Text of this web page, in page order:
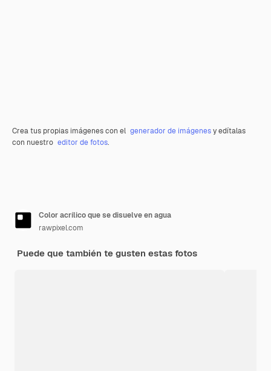
Crea tus propias imágenes con el generador de imágenesy edítalas
con nuestro editor de fotos.
Color acrílico que se disuelve en agua
rawpixel.com
Puede que también te gusten estas fotos